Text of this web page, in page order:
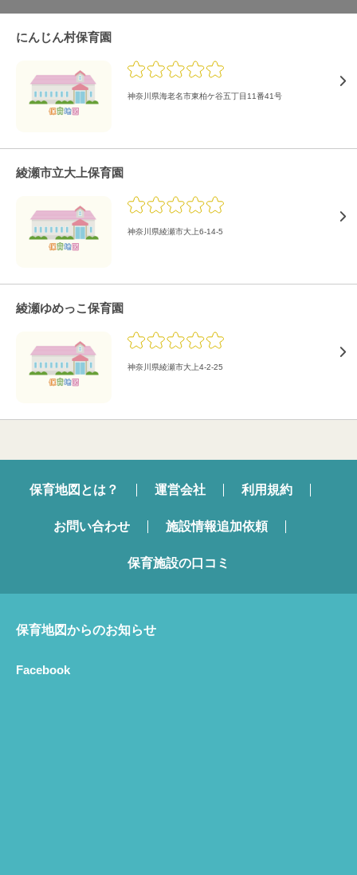
にんじん村保育園
神奈川県海老名市東柏ケ谷五丁目11番41号
綾瀬市立大上保育園
神奈川県綾瀬市大上6-14-5
綾瀬ゆめっこ保育園
神奈川県綾瀬市大上4-2-25
保育地図とは？ 運営会社 利用規約
お問い合わせ 施設情報追加依頼
保育施設の口コミ
保育地図からのお知らせ
Facebook